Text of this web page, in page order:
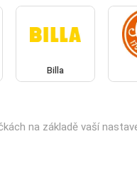
Billa
na základě vaší